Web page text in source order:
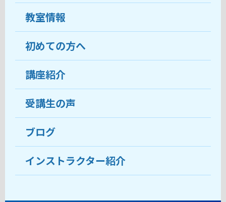
教室情報
教室について
受講生の声
おすすめ・人気の講座
目的から講座を探す
教室ブログ
初めての方へ
ココがおすすめ
料金
受講までの流れ
よくあるご質問
講座紹介
受講生の声
ブログ
インストラクター紹介